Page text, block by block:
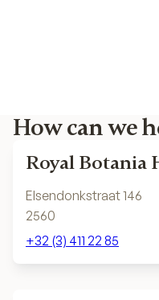
How can we
Royal Botania
Elsendonkstraat 146
2560
+32 (3) 411 22 85